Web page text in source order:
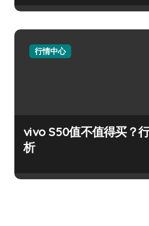
行情中心
vivo S50值不值得买？
析